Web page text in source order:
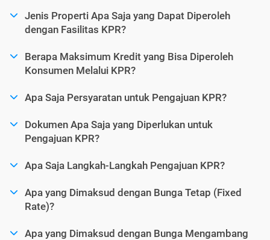
Jenis Properti Apa Saja yang Dapat Diperoleh
dengan Fasilitas KPR?
Berapa Maksimum Kredit yang Bisa Diperoleh
Konsumen Melalui KPR?
Apa Saja Persyaratan untuk Pengajuan KPR?
Dokumen Apa Saja yang Diperlukan untuk
Pengajuan KPR?
Apa Saja Langkah-Langkah Pengajuan KPR?
Apa yang Dimaksud dengan Bunga Tetap (Fixed
Rate)?
Apa yang Dimaksud dengan Bunga Mengambang